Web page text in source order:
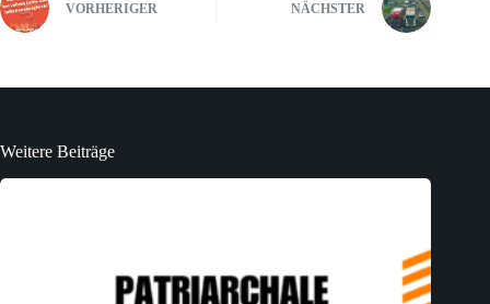
VORHERIGER NÄCHSTER
Weitere Beiträge